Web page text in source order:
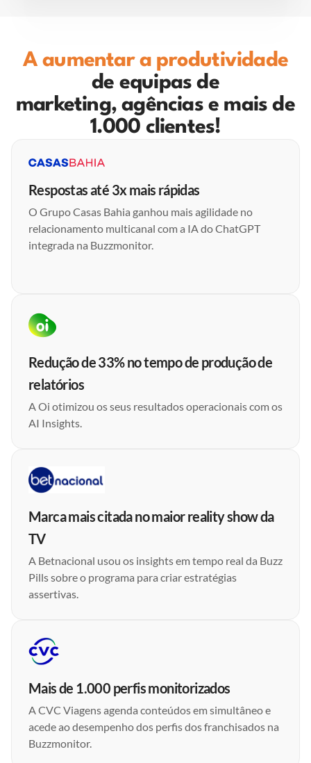
A aumentar a produtividade
de equipas de
marketing, agências e mais de
1.000 clientes!
Respostas até 3x mais rápidas
O Grupo Casas Bahia ganhou mais agilidade no
relacionamento multicanal com a IA do ChatGPT
integrada na Buzzmonitor.
Redução de 33% no tempo de produção de
relatórios
A Oi otimizou os seus resultados operacionais com os
AI Insights.
Marca mais citada no maior reality show da
TV
A Betnacional usou os insights em tempo real da Buzz
Pills sobre o programa para criar estratégias
assertivas.
Mais de 1.000 perfis monitorizados
A CVC Viagens agenda conteúdos em simultâneo e
acede ao desempenho dos perfis dos franchisados na
Buzzmonitor.